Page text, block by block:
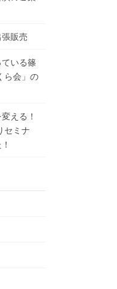
張販売
ている篠
ら会」の
える！
セミナ